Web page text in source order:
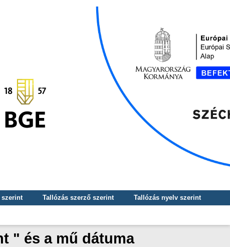
szerint Tallózás szerző szerint
Tallózás nyelv szerint
" és a mű dátuma